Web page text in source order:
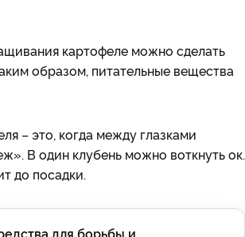
картофеле можно сделать
образом, питательные вещества
– это, когда между глазками
В один клубень можно воткнуть ок.
до посадки.
для борьбы и